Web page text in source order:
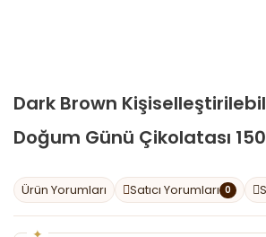
Dark Brown
Doğum Günü Çikolatası
Ürün Yorumları Satıcı Yorumları 0